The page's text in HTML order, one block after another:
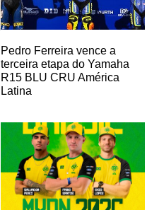
Pedro Ferreira vence a
terceira etapa do Yamaha
R15 BLU CRU América
Latina